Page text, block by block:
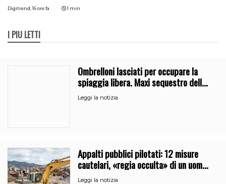
Digitrend,16 ore fa 1 min
I PIÙ LETTI
Ombrelloni lasciati per occupare la
spiaggia libera. Maxi sequestro della
Guardia Costiera
Leggi la notizia
Appalti pubblici pilotati: 12 misure
cautelari, «regia occulta» di un uomo
vicino al clan
Leggi la notizia